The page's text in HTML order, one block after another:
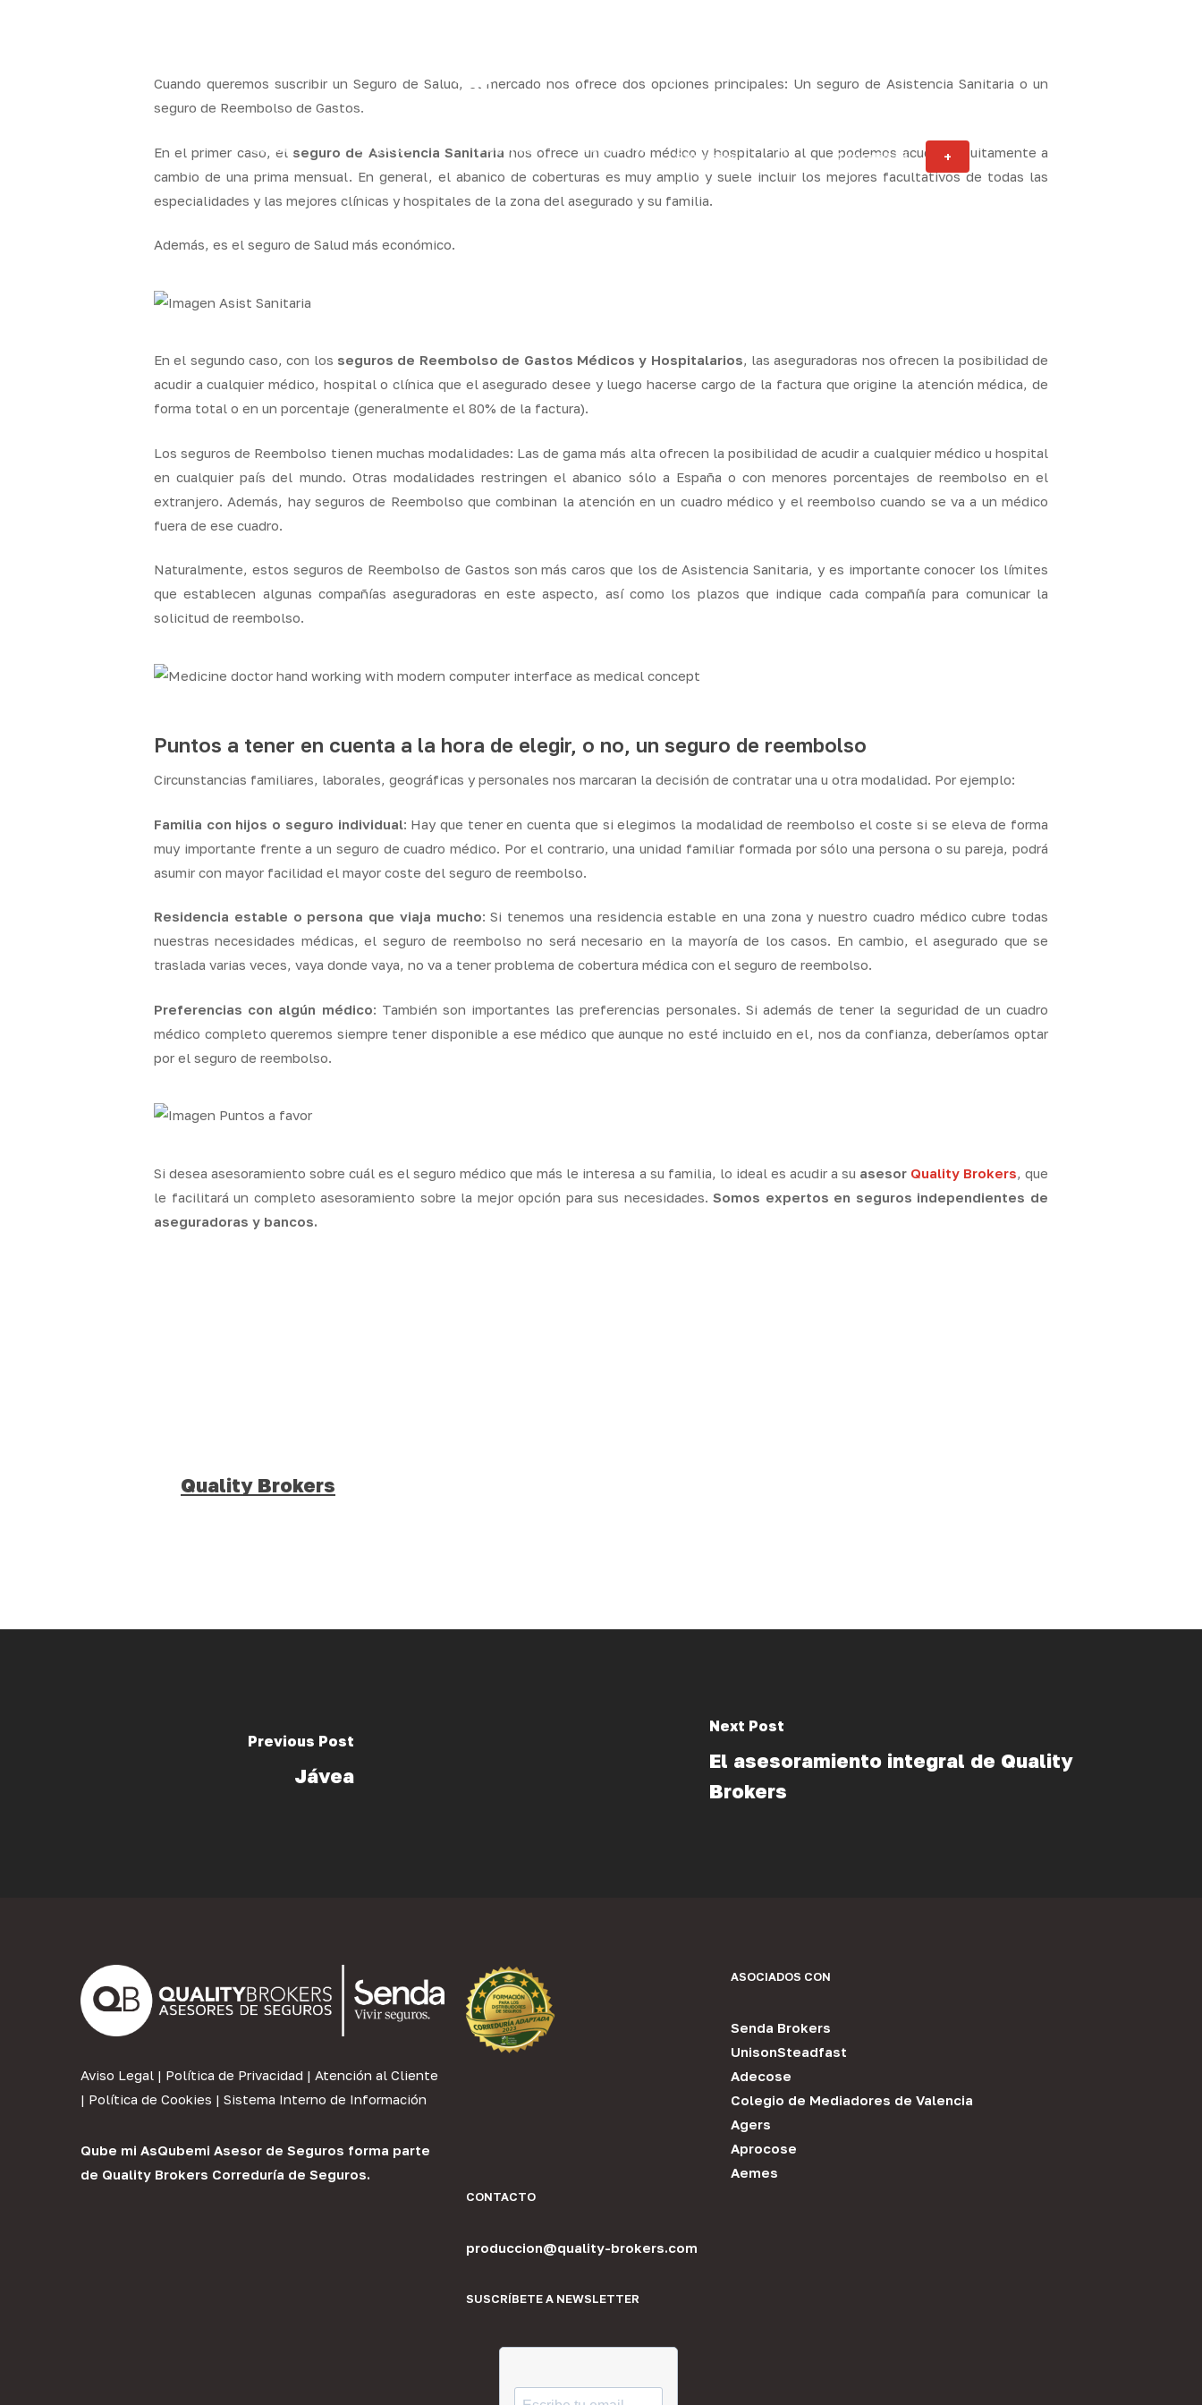
Quality
Seguros
Seguros
Calcula tu
Servicios
QB
Integrity
Actualidad +
Cuando queremos suscribir un Seguro de Salud, el mercado nos ofrece dos opciones principales: Un seguro de Asistencia Sanitaria o un
seguro de Reembolso de Gastos.
En el primer caso, el seguro de Asistencia Sanitaria nos ofrece un cuadro médico y hospitalario al que podemos acudir gratuitamente a
cambio de una prima mensual. En general, el abanico de coberturas es muy amplio y suele incluir los mejores facultativos de todas las
especialidades y las mejores clínicas y hospitales de la zona del asegurado y su familia.
Además, es el seguro de Salud más económico.
En el segundo caso, con los seguros de Reembolso de Gastos Médicos y Hospitalarios, las aseguradoras nos ofrecen la posibilidad de
acudir a cualquier médico, hospital o clínica que el asegurado desee y luego hacerse cargo de la factura que origine la atención médica, de
forma total o en un porcentaje (generalmente el 80% de la factura).
Los seguros de Reembolso tienen muchas modalidades: Las de gama más alta ofrecen la posibilidad de acudir a cualquier médico u hospital
en cualquier país del mundo. Otras modalidades restringen el abanico sólo a España o con menores porcentajes de reembolso en el
extranjero. Además, hay seguros de Reembolso que combinan la atención en un cuadro médico y el reembolso cuando se va a un médico
fuera de ese cuadro.
Naturalmente, estos seguros de Reembolso de Gastos son más caros que los de Asistencia Sanitaria, y es importante conocer los límites
que establecen algunas compañías aseguradoras en este aspecto, así como los plazos que indique cada compañía para comunicar la
solicitud de reembolso.
Puntos a tener en cuenta a la hora de elegir, o no, un seguro de reembolso
Circunstancias familiares, laborales, geográficas y personales nos marcaran la decisión de contratar una u otra modalidad. Por ejemplo:
Familia con hijos o seguro individual: Hay que tener en cuenta que si elegimos la modalidad de reembolso el coste si se eleva de forma
muy importante frente a un seguro de cuadro médico. Por el contrario, una unidad familiar formada por sólo una persona o su pareja, podrá
asumir con mayor facilidad el mayor coste del seguro de reembolso.
Residencia estable o persona que viaja mucho: Si tenemos una residencia estable en una zona y nuestro cuadro médico cubre todas
nuestras necesidades médicas, el seguro de reembolso no será necesario en la mayoría de los casos. En cambio, el asegurado que se
traslada varias veces, vaya donde vaya, no va a tener problema de cobertura médica con el seguro de reembolso.
Preferencias con algún médico: También son importantes las preferencias personales. Si además de tener la seguridad de un cuadro
médico completo queremos siempre tener disponible a ese médico que aunque no esté incluido en el, nos da confianza, deberíamos optar
por el seguro de reembolso.
Si desea asesoramiento sobre cuál es el seguro médico que más le interesa a su familia, lo ideal es acudir a su asesor Quality Brokers , que
le facilitará un completo asesoramiento sobre la mejor opción para sus necesidades.Somos expertos en seguros independientes de
aseguradoras y bancos.
Quality Brokers
Previous Post
Jávea
Next Post
El asesoramiento integral de Quality
Brokers
Aviso Legal | Política de Privacidad | Atención al Cliente
| Política de Cookies | Sistema Interno de Información
Qube mi AsQubemi Asesor de Seguros forma parte
de Quality Brokers Correduría de Seguros.
ASOCIADOS CON
Senda Brokers
UnisonSteadfast
Adecose
Colegio de Mediadores de Valencia
Agers
Aprocose
Aemes
CONTACTO
produccion@quality-brokers.com
SUSCRÍBETE A NEWSLETTER